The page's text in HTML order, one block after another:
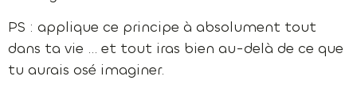
PS : applique ce principe à absolument tout
dans ta vie … et tout iras bien au-delà de ce que
tu aurais osé imaginer.